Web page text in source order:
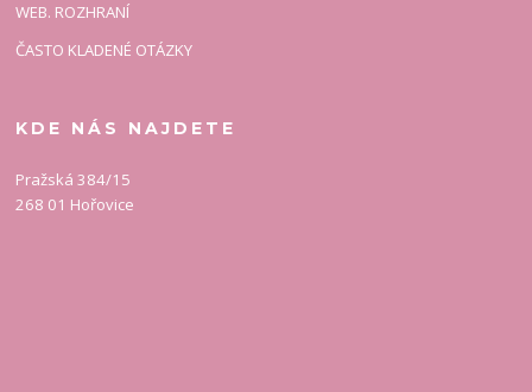
WEB. ROZHRANÍ
ČASTO KLADENÉ OTÁZKY
KDE NÁS NAJDETE
Pražská 384/15
268 01 Hořovice